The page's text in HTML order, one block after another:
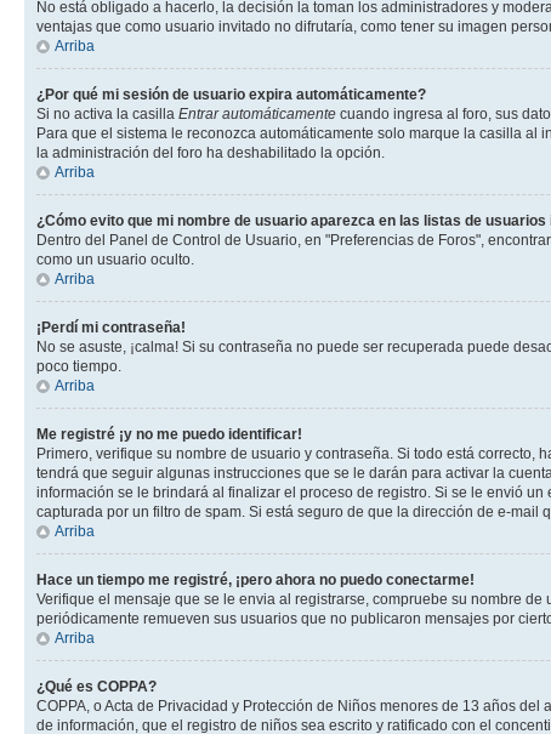
No está obligado a hacerlo, la decisión la toman los administradores y
ventajas que como usuario invitado no difrutaría, como tener su imagen
Arriba
¿Por qué mi sesión de usuario expira automáticamente?
Si no activa la casilla Entrar automáticamente cuando ingresa al foro, sus
Para que el sistema le reconozca automáticamente solo marque la casilla
la administración del foro ha deshabilitado la opción.
Arriba
¿Cómo evito que mi nombre de usuario aparezca en las listas de
Dentro del Panel de Control de Usuario, en "Preferencias de Foros",
como un usuario oculto.
Arriba
¡Perdí mi contraseña!
No se asuste, ¡calma! Si su contraseña no puede ser recuperada puede
poco tiempo.
Arriba
Me registré ¡y no me puedo identificar!
Primero, verifique su nombre de usuario y contraseña. Si todo está
tendrá que seguir algunas instrucciones que se le darán para activar la
información se le brindará al finalizar el proceso de registro. Si se le envió
capturada por un filtro de spam. Si está seguro de que la dirección de e-
Arriba
Hace un tiempo me registré, ¡pero ahora no puedo conectarme!
Verifique el mensaje que se le envia al registrarse, compruebe su nombre
periódicamente remueven sus usuarios que no publicaron mensajes por
Arriba
¿Qué es COPPA?
COPPA, o Acta de Privacidad y Protección de Niños menores de 13 años
de información, que el registro de niños sea escrito y ratificado con el